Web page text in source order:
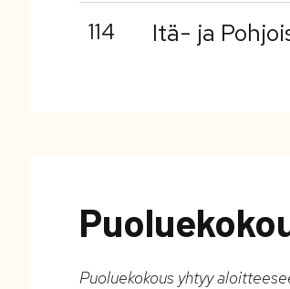
114 Itä- ja
Puoluekokous yhtyy